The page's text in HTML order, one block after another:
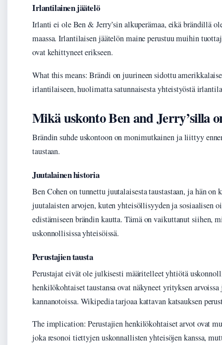
Irlantilainen jäätelö
Irlanti ei ole Ben & Jerry’sin alkuperämaa, eikä brändillä
maassa. Irlantilaisen jäätelön maine perustuu muihin
ovat kehittyneet erikseen.
What this means: Brändi on juurineen sidottu
irlantilaiseen, huolimatta satunnaisesta yhteistyöstä
Mikä uskonto Ben and Jerry’silla
Brändin suhde uskontoon on monimutkainen ja liittyy
taustaan.
Juutalainen historia
Ben Cohen on tunnettu juutalaisesta taustastaan, ja hän on
juutalaisten arvojen, kuten yhteisöllisyyden ja sosiaalisen
edistämiseen brändin kautta. Tämä on vaikuttanut siihen,
uskonnollisissa yhteisöissä.
Perustajien tausta
Perustajat eivät ole julkisesti määritelleet yhtiötä
henkilökohtaiset taustansa ovat näkyneet yrityksen
kannanotoissa. Wikipedia tarjoaa kattavan katsauksen
The implication: Perustajien henkilökohtaiset arvot ovat
joka resonoi tiettyjen uskonnallisten yhteisöjen kanssa,